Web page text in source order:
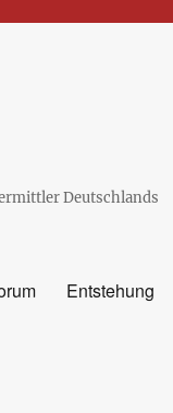
Deutschlands
Entstehung